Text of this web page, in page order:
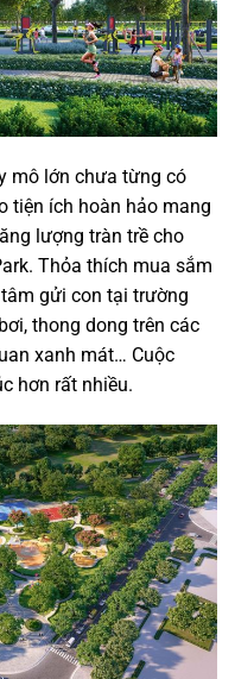
mô lớn chưa từng có
tiện ích hoàn hảo mang
lượng tràn trề cho
Thỏa thích mua sắm
gửi con tại trường
thong dong trên các
xanh mát… Cuộc
hơn rất nhiều.